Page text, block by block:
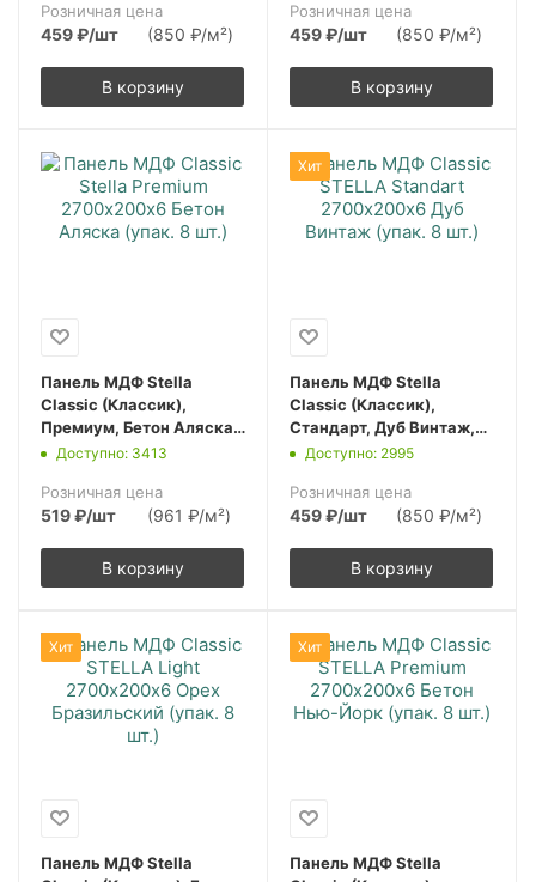
Розничная цена
459₽/шт (850 ₽/м²)
В корзину
Розничная цена
459₽/шт (850 ₽/м²)
В корзину
Панель МДФ Stella
Classic (Классик),
Премиум, Бетон Аляска,
2700х200х6, (упак. 8
Доступно: 3413
Розничная цена
519₽/шт (961 ₽/м²)
В корзину
Хит
Панель МДФ Stella
Classic (Классик),
Стандарт, Дуб Винтаж,
2700х200х6, (упак. 8
Доступно: 2995
Розничная цена
459₽/шт (850 ₽/м²)
В корзину
Хит
Панель МДФ Stella
Хит
Панель МДФ Stella